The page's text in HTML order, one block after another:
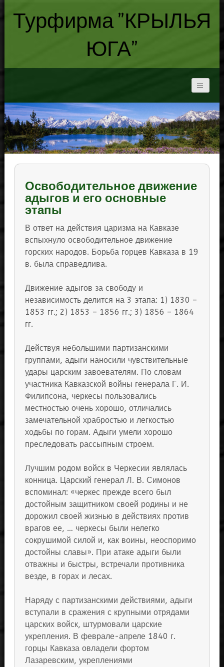
Турфирма "КРЫЛЬЯ
ЮГА"
Освободительное движение
адыгов и его основные
этапы
В ответ на действия царизма на Кавказе
вспыхнуло освободительное движение
горских народов. Борьба горцев Кавказа в 19
в. была справедлива.
Движение адыгов за свободу и
независимость делится на 3 этапа: 1) 1830 –
1853 гг.; 2) 1853 – 1856 гг.; 3) 1856 – 1864
гг.
Действуя небольшими партизанскими
группами, адыги наносили чувствительные
удары царским завоевателям. По словам
участника Кавказской войны генерала Г. И.
Филипсона, черкесы пользовались
местностью очень хорошо, отличались
замечательной храбростью и легкостью
ходьбы по горам. Адыги умели хорошо
преследовать рассыпным строем.
Лучшим родом войск в Черкесии являлась
конница. Царский генерал Л. В. Симонов
вспоминал: «черкес прежде всего был
достойным защитником своей родины и не
дорожил своей жизнью в действиях против
врагов ее, … черкесы были нелегко
сокрушимой силой и, как воины, неоспоримо
достойны славы». При атаке адыги были
отважны и быстры, встречали противника
везде, в горах и лесах.
Наряду с партизанскими действиями, адыги
вступали в сражения с крупными отрядами
царских войск, штурмовали царские
укрепления. В феврале-апреле 1840 г.
горцы Кавказа овладели фортом
Лазаревским, укреплениями